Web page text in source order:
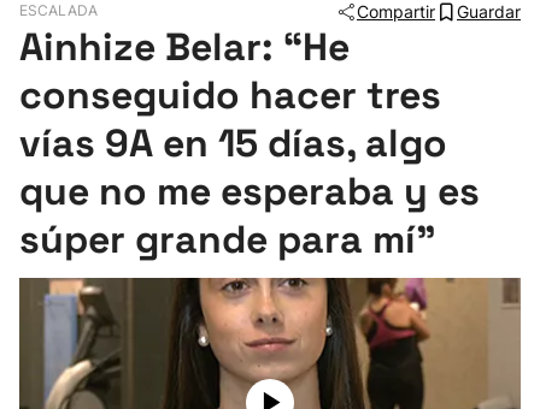
Pelota
Remo
Baloncesto
Ciclismo
Herri-kirolak
ESCALADA Compartir Guardar
Ainhize Belar: “He
conseguido hacer tres
vías 9A en 15 días, algo
que no me esperaba y es
súper grande para mí"